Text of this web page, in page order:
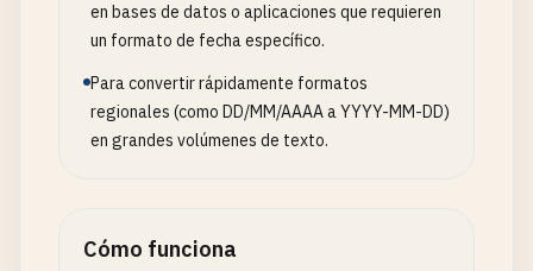
en bases de datos o aplicaciones que requieren
un formato de fecha específico.
Para convertir rápidamente formatos
regionales (como DD/MM/AAAA a YYYY-MM-DD)
en grandes volúmenes de texto.
Cómo funciona